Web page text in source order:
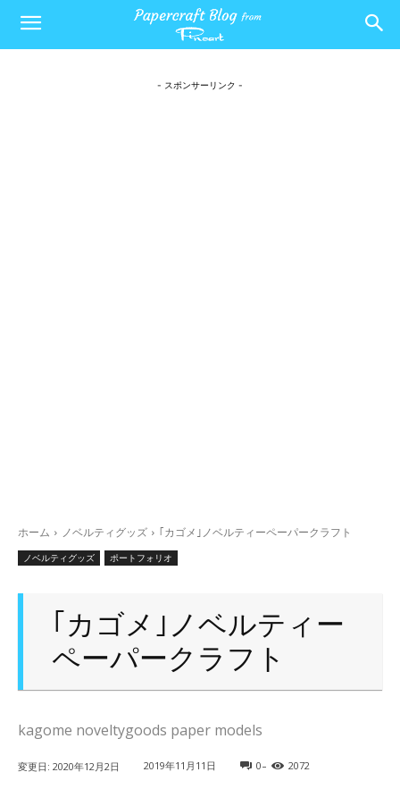
- スポンサーリンク -
ホーム ノベルティグッズ ｢カゴメ｣ノベルティーペーパークラフト
ノベルティグッズ ポートフォリオ
｢カゴメ｣ノベルティー
ペーパークラフト
kagome noveltygoods paper models
変更日: 2020年12月2日 2019年11月11日 0- 2072